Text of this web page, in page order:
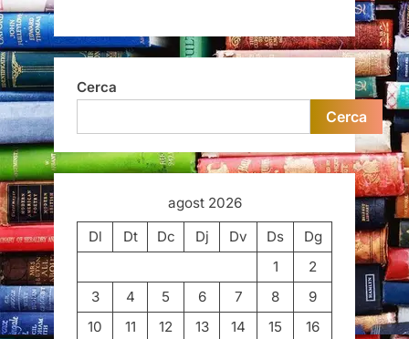
Cerca
Cerca
agost 2026
Dl
Dt Dc Dj Dv Ds
Dg
1
2
3
4 5 6 7 8
9
10
11 12 13 14 15
16